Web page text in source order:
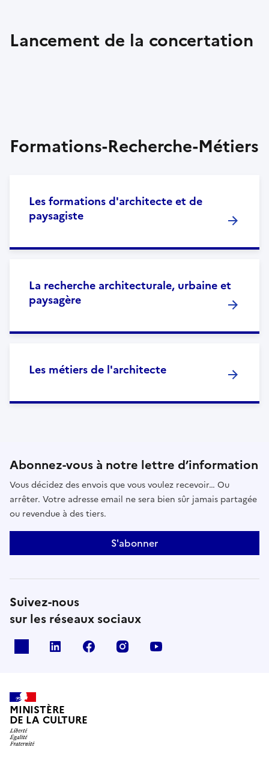
Lancement de la concertation
Formations-Recherche-Métiers
Les formations d'architecte et de
paysagiste
La recherche architecturale, urbaine et
paysagère
Les métiers de l'architecte
Abonnez-vous à notre lettre d’information
Vous décidez des envois que vous voulez recevoir… Ou
arrêter. Votre adresse email ne sera bien sûr jamais partagée
ou revendue à des tiers.
S'abonner
Suivez-nous
sur les réseaux sociaux
linkedin facebook instagram
MINISTÈRE
DE LA CULTURE